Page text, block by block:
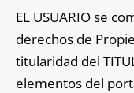
EL USUARIO se
derechos de
titularidad del
elementos del